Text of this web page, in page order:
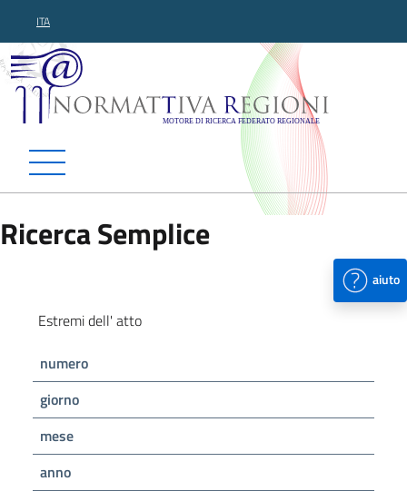
ITA
Normattiva Regioni -
Ricerca Semplice
aiuto
Estremi dell' atto
numero
giorno
mese
anno